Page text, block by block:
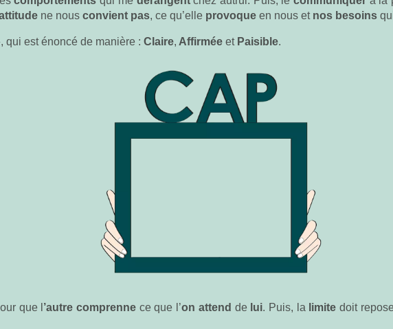
ne nousconvient pas, ce qu’elle provoque en nous et nos besoins
, qui est énoncé de manière : Claire, Affirmée et Paisible.
que l ’autre comprenne ce que l’on attend de lui. Puis, la limite doit